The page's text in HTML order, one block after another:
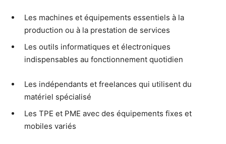
Les machines et équipements essentiels à la
production ou à la prestation de services
Les outils informatiques et électroniques
indispensables au fonctionnement quotidien
Les indépendants et freelances qui utilisent du
matériel spécialisé
Les TPE et PME avec des équipements fixes et
mobiles variés